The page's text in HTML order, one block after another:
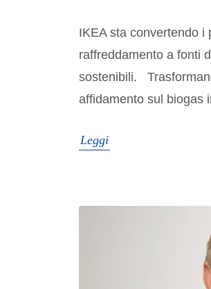
IKEA sta convertendo i
raffreddamento a fonti
sostenibili.
affidamento sul biogas
Leggi